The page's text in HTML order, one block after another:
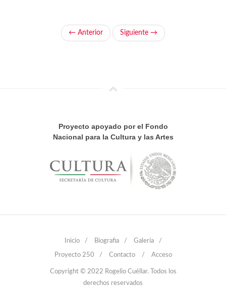
← Anterior Siguiente →
Proyecto apoyado por el Fondo
Nacional para la Cultura y las Artes
Inicio / Biografia / Galería /
Proyecto 250 / Contacto / Acceso
Copyright © 2022 Rogelio Cuéllar. Todos los
derechos reservados